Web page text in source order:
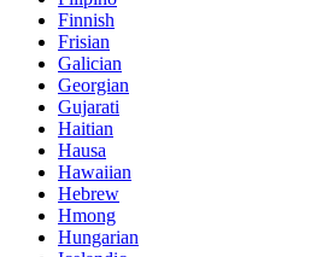
Finnish
Frisian
Galician
Georgian
Gujarati
Haitian
Hausa
Hawaiian
Hebrew
Hmong
Hungarian